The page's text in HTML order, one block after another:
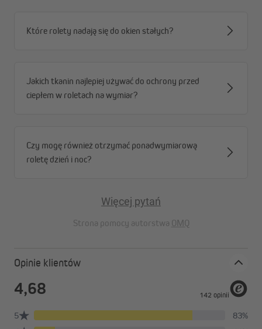
Które rolety nadają się do okien stałych?
Jakich tkanin najlepiej używać do ochrony przed
ciepłem w roletach na wymiar?
Czy mogę również otrzymać ponadwymiarową
roletę dzień i noc?
Więcej pytań
Strona pomocy autorstwa OMQ
Opinie klientów